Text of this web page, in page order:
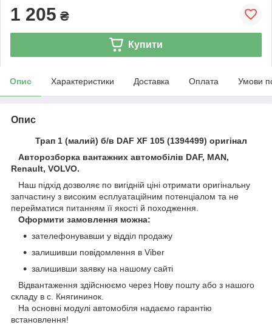
1 205 ₴
Купити
Опис Характеристики Доставка Оплата Умови
Опис
Трап 1 (малий) б/в DAF XF 105 (1394499) оригінал
Авторозборка вантажних автомобілів DAF, MAN,
Renault, VOLVO.
Наш підхід дозволяє по вигідній ціні отримати оригінальну
запчастину з високим есплуатаційним потенціалом та не
перейматися питанням її якості й походження.
Оформити замовлення можна:
зателефонувавши у відділ продажу
залишивши повідомлення в Viber
залишивши заявку на нашому сайті
Відвантаження здійснюємо через Нову пошту або з нашого
складу в с. Княгининок.
На основні модулі автомобіля надаємо гарантію
встановлення!